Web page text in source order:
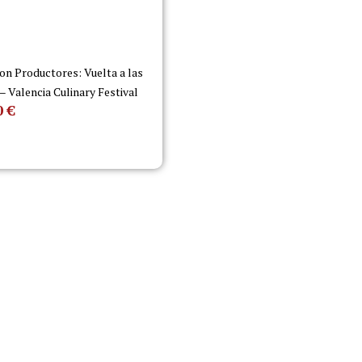
Productores: Vuelta a las
Valencia Culinary Festival
€